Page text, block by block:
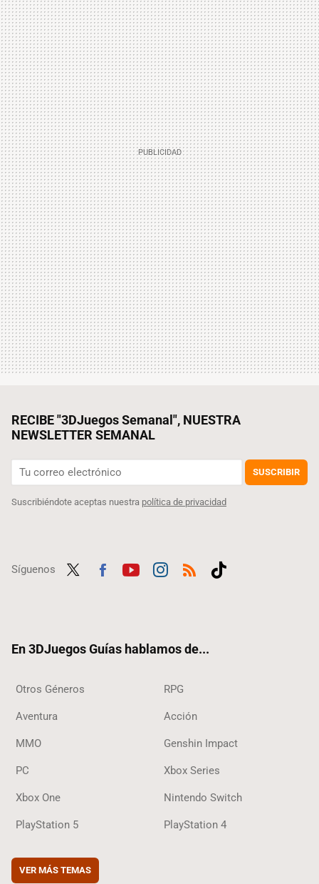
RECIBE "3DJuegos Semanal", NUESTRA
NEWSLETTER SEMANAL
SUSCRIBIR
Suscribiéndote aceptas nuestra política de privacidad
Síguenos
En 3DJuegos Guías hablamos de...
Otros Géneros RPG
Aventura Acción
MMO Genshin Impact
PC Xbox Series
Xbox One Nintendo Switch
PlayStation 5 PlayStation 4
VER MÁS TEMAS